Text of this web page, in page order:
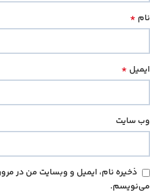
نام *
ایمیل *
وب‌ سایت
ذخیره نام، ایمیل و وبسایت من در
می‌نویسم.